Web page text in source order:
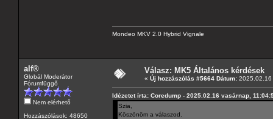
Mondeo MKV 2.0 Hybrid Vignale
alf®
Globál Moderátor
Fórumfüggő
Nem elérhető
Hozzászólások: 48650
Válasz: MK5 Általános kérdések
« Új hozzászólás #5664 Dátum:
Idézetet írta: Coredump - 2025.02.16 vasárnap,
Szia,
Köszönöm a válaszod.